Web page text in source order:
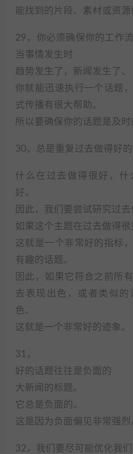
能找到的片段、素材或资源
29，你必须确保你的工作
当事情发生时
趋势发生了，新闻发生了、
你就能迅速执行一个话题
式传播有很大帮助。
所以要确保你的话题是及时
30，总是重复过去做得好的
什么在过去做得很好，什
好。
因此，我们要尝试研究过去
如果这个主题在过去做得很
这就是一个非常好的指标
有趣的话题。
因此，如果它符合之前所
去表现出色，或者类似的
色、
这就是一个非常好的迹象。
31，
好的话题往往是负面的
大新闻的标题。
它总是负面的。
这是因为负面偏见非常强烈
32，我们要尽可能优化我们